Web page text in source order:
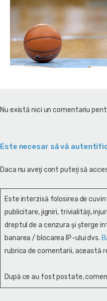
Nu există nici un comentariu
Este necesar să vă
Daca nu aveţi cont puteţi să
Este interzisă folosirea de
publicitare, jigniri, trivialităţi,
dreptul de a cenzura și şterge
banarea / blocarea IP-ului dvs.
rubrica de comentarii, această
După ce au fost postate,